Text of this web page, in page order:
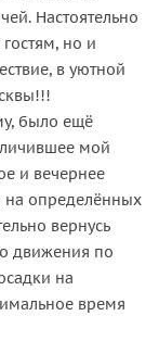
Настоятельно
но и
в уютной
было ещё
мой
и вечернее
определённых
вернусь
движения по
на
время